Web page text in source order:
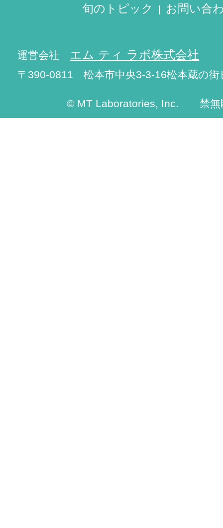
旬のトピック
お問い合
運営会社 エム ティ ラボ株式会社
〒390-0811 松本市中央3-3-16松本蔵の街
© MT Laboratories, Inc. 禁無